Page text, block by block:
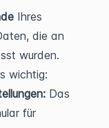
Ihres
die an
wurden.
wichtig:
Das
für